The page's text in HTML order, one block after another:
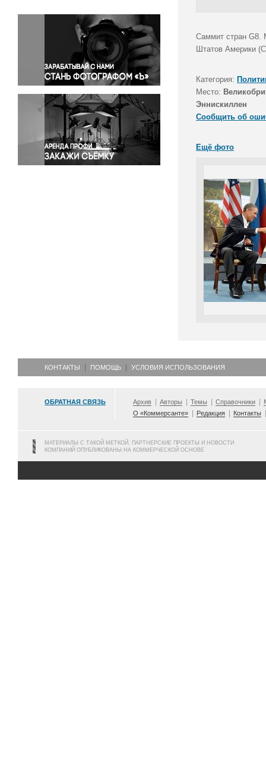
Окружающая среда
Политика
Правосудие
Происшествия и конфликты
Религия
Светская жизнь
Спорт
Экология
Экономика и бизнес
Саммит стран G8.
Штатов Америки
Категория:
Место:
Эннискиллен
Сообщить об
Ещё фото
КОНТАКТЫ ПОМОЩЬ УСЛОВИЯ ИСПОЛЬЗОВАНИЯ
ОБРАТНАЯ СВЯЗЬ Архив Авторы Темы Справочники
О «Коммерсанте»
Редакция Контакты
МАТЕРИАЛЫ С ТАКОЙ МЕТКОЙ, ПАРТНЕРСКИЕ ПРОЕКТЫ И НОВОСТИ
КОМПАНИЙ ОПУБЛИКОВАНЫ НА КОММЕРЧЕСКОЙ ОСНОВЕ